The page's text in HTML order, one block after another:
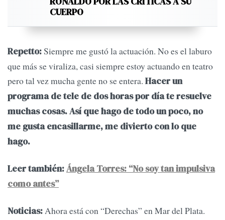
CUERPO
Repetto:Siempre me gustó la actuación. No es el laburo
que más se viraliza, casi siempre estoy actuando en teatro
pero tal vez mucha gente no se entera. Hacer un
programa de tele de dos horas por día te resuelve
muchas cosas. Así que hago de todo un poco, no
me gusta encasillarme, me divierto con lo que
hago.
Leer también:Ángela Torres: “No soy tan impulsiva
como antes”
Noticias:Ahora está con “Derechas” en Mar del Plata.